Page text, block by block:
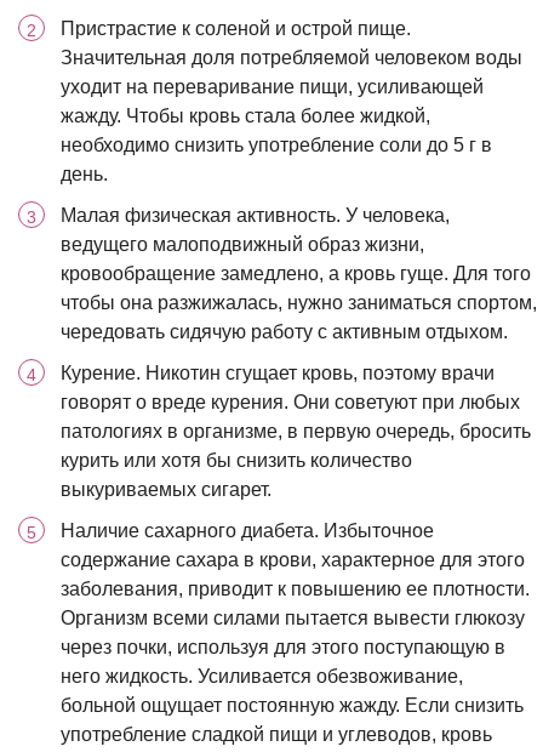
Пристрастие к соленой и острой пище.
Значительная доля потребляемой человеком воды
уходит на переваривание пищи, усиливающей
жажду. Чтобы кровь стала более жидкой,
необходимо снизить употребление соли до 5 г в
день.
Малая физическая активность. У человека,
ведущего малоподвижный образ жизни,
кровообращение замедлено, а кровь гуще. Для того
чтобы она разжижалась, нужно заниматься спортом,
чередовать сидячую работу с активным отдыхом.
Курение. Никотин сгущает кровь, поэтому врачи
говорят о вреде курения. Они советуют при любых
патологиях в организме, в первую очередь, бросить
курить или хотя бы снизить количество
выкуриваемых сигарет.
Наличие сахарного диабета. Избыточное
содержание сахара в крови, характерное для этого
заболевания, приводит к повышению ее плотности.
Организм всеми силами пытается вывести глюкозу
через почки, используя для этого поступающую в
него жидкость. Усиливается обезвоживание,
больной ощущает постоянную жажду. Если снизить
употребление сладкой пищи и углеводов, кровь